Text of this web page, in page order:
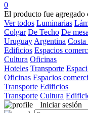
0
El producto fue agregado
Ver todos Luminarias
Colgar De Techo De mesa
Uruguay Argentina Costa
Edificios Espacios
Cultura Oficinas
Hoteles Transporte
Oficinas Espacios
Transporte Edificios
Transporte Cultura
Iniciar sesión